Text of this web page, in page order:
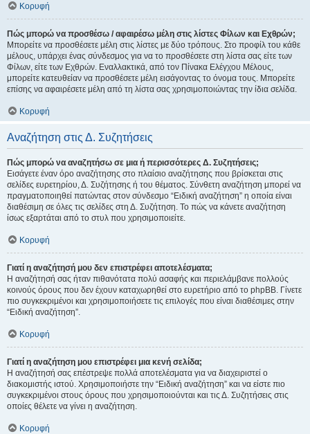
Κορυφή
Πώς μπορώ να προσθέσω / αφαιρέσω μέλη στις λίστες Φίλων και Εχθρών;
Μπορείτε να προσθέσετε μέλη στις λίστες με δύο τρόπους. Στο προφίλ του κάθε
μέλους, υπάρχει ένας σύνδεσμος για να το προσθέσετε στη λίστα σας είτε των
Φίλων, είτε των Εχθρών. Εναλλακτικά, από τον Πίνακα Ελέγχου Μέλους,
μπορείτε κατευθείαν να προσθέσετε μέλη εισάγοντας το όνομα τους. Μπορείτε
επίσης να αφαιρέσετε μέλη από τη λίστα σας χρησιμοποιώντας την ίδια σελίδα.
Κορυφή
Αναζήτηση στις Δ. Συζητήσεις
Πώς μπορώ να αναζητήσω σε μια ή περισσότερες Δ. Συζητήσεις;
Εισάγετε έναν όρο αναζήτησης στο πλαίσιο αναζήτησης που βρίσκεται στις
σελίδες ευρετηρίου, Δ. Συζήτησης ή του θέματος. Σύνθετη αναζήτηση μπορεί να
πραγματοποιηθεί πατώντας στον σύνδεσμο “Ειδική αναζήτηση” η οποία είναι
διαθέσιμη σε όλες τις σελίδες στη Δ. Συζήτηση. Το πώς να κάνετε αναζήτηση
ίσως εξαρτάται από το στυλ που χρησιμοποιείτε.
Κορυφή
Γιατί η αναζήτησή μου δεν επιστρέφει αποτελέσματα;
Η αναζήτησή σας ήταν πιθανότατα πολύ ασαφής και περιελάμβανε πολλούς
κοινούς όρους που δεν έχουν καταχωρηθεί στο ευρετήριο από το phpBB. Γίνετε
πιο συγκεκριμένοι και χρησιμοποιήσετε τις επιλογές που είναι διαθέσιμες στην
“Ειδική αναζήτηση”.
Κορυφή
Γιατί η αναζήτηση μου επιστρέφει μια κενή σελίδα;
Η αναζήτησή σας επέστρεψε πολλά αποτελέσματα για να διαχειριστεί ο
διακομιστής ιστού. Χρησιμοποιήστε την “Ειδική αναζήτηση” και να είστε πιο
συγκεκριμένοι στους όρους που χρησιμοποιούνται και τις Δ. Συζητήσεις στις
οποίες θέλετε να γίνει η αναζήτηση.
Κορυφή